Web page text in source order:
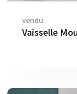
vendu
Vaisselle